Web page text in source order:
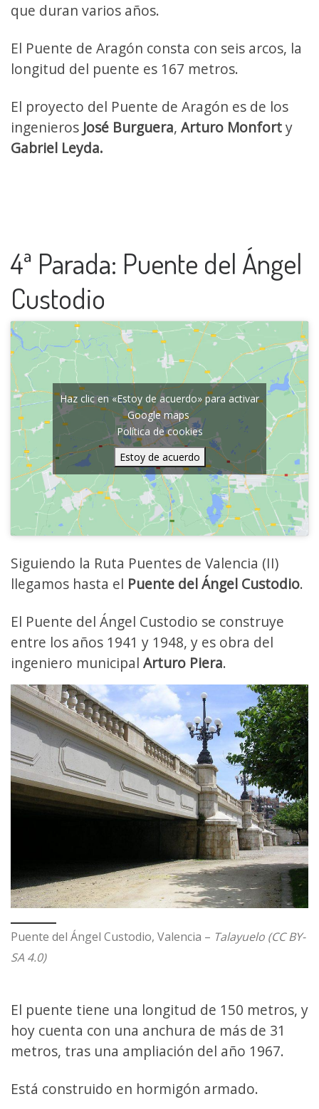
que duran varios años.
El Puente de Aragón consta con seis arcos, la
longitud del puente es 167 metros.
El proyecto del Puente de Aragón es de los
ingenieros José Burguera, Arturo Monforty
Gabriel Leyda.
4ª Parada: Puente del Ángel
Custodio
Haz clic en «Estoy de acuerdo» para activar
Google maps
Política de cookies
Estoy de acuerdo
Siguiendo la Ruta Puentes de Valencia (II)
llegamos hasta el Puente del Ángel Custodio.
El Puente del Ángel Custodio se construye
entre los años 1941 y 1948, y es obra del
ingeniero municipal Arturo Piera.
Puente del Ángel Custodio, Valencia – Talayuelo (CC BY-
SA 4.0)
El puente tiene una longitud de 150 metros, y
hoy cuenta con una anchura de más de 31
metros, tras una ampliación del año 1967.
Está construido en hormigón armado.